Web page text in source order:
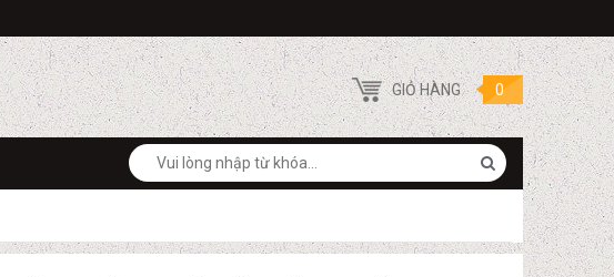
GIỎ HÀNG 0